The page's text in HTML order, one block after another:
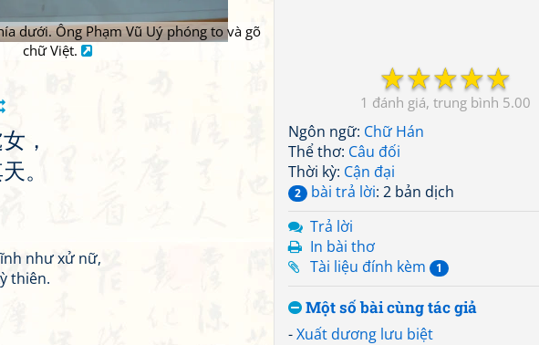
☆
☆
☆
☆
☆
1 5.00
Ngôn ngữ: Chữ Hán
Thể thơ: Câu đối
Thời kỳ: Cận đại
2 bài trả lời: 2 bản dịch
Trả lời
In bài thơ
Tài liệu đính kèm
1
Một số bài cùng tác giả
-Xuất dương lưu biệt
dưới. Ông Phạm Vũ Uý phóng to và gõ
chữ Việt.
女 ，
天。
như xử nữ,
thiên.